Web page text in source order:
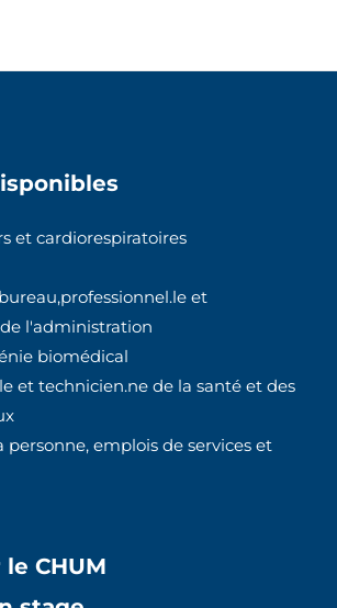
et cardiorespiratoires
et
l'administration
biomédical
et technicien.ne de la santé et des
personne, emplois de services et
CHUM